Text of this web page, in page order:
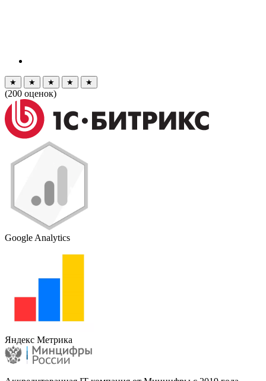
★ ★ ★ ★ ★
(200 оценок)
Google Analytics
Яндекс Метрика